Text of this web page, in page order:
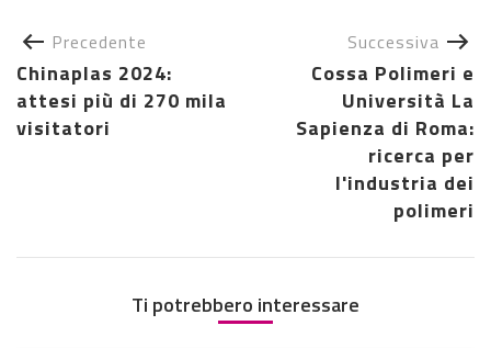
Precedente
Chinaplas 2024:
attesi più di 270 mila
visitatori
Successiva
Cossa Polimeri e
Università La
Sapienza di Roma:
ricerca per
l'industria dei
polimeri
Ti potrebbero interessare